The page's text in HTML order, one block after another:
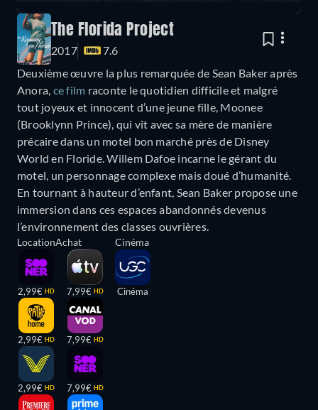
The Florida Project
2017
7.6
Deuxième œuvre la plus remarquée de Sean Baker après
Anora, ce film raconte le quotidien difficile et malgré
tout joyeux et innocent d’une jeune fille, Moonee
(Brooklynn Prince), qui vit avec sa mère de manière
précaire dans un motel bon marché près de Disney
World en Floride. Willem Dafoe incarne le gérant du
motel, un personnage complexe mais doué d’humanité.
En tournant à hauteur d’enfant, Sean Baker propose une
immersion dans ces espaces abandonnés devenus
l’environnement des classes ouvrières.
Location
2,99€ HD
2,99€ HD
2,99€ HD
Achat
7,99€ HD
7,99€ HD
7,99€ HD
Cinéma
Cinéma